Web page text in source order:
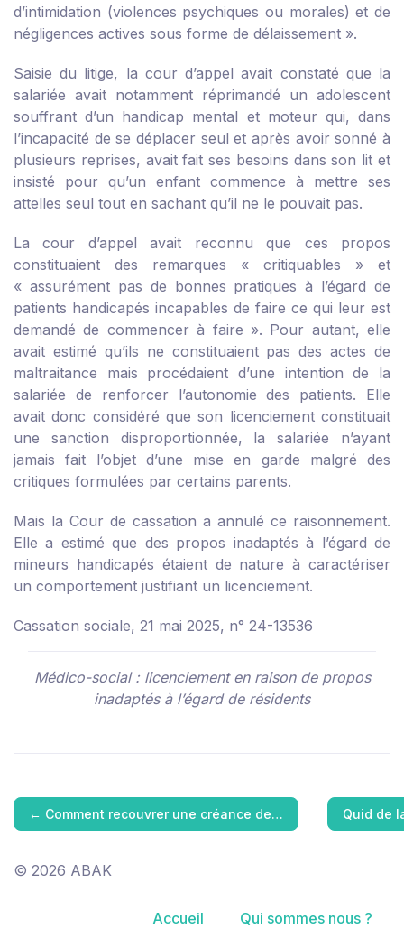
d’intimidation (violences psychiques ou morales) et de
négligences actives sous forme de délaissement ».
Saisie du litige, la cour d’appel avait constaté que la
salariée avait notamment réprimandé un adolescent
souffrant d’un handicap mental et moteur qui, dans
l’incapacité de se déplacer seul et après avoir sonné à
plusieurs reprises, avait fait ses besoins dans son lit et
insisté pour qu’un enfant commence à mettre ses
attelles seul tout en sachant qu’il ne le pouvait pas.
La cour d’appel avait reconnu que ces propos
constituaient des remarques « critiquables » et
« assurément pas de bonnes pratiques à l’égard de
patients handicapés incapables de faire ce qui leur est
demandé de commencer à faire ». Pour autant, elle
avait estimé qu’ils ne constituaient pas des actes de
maltraitance mais procédaient d’une intention de la
salariée de renforcer l’autonomie des patients. Elle
avait donc considéré que son licenciement constituait
une sanction disproportionnée, la salariée n’ayant
jamais fait l’objet d’une mise en garde malgré des
critiques formulées par certains parents.
Mais la Cour de cassation a annulé ce raisonnement.
Elle a estimé que des propos inadaptés à l’égard de
mineurs handicapés étaient de nature à caractériser
un comportement justifiant un licenciement.
Cassation sociale, 21 mai 2025, n° 24-13536
Médico-social : licenciement en raison de propos
inadaptés à l’égard de résidents
← Comment recouvrer une créance de… Quid de
© 2026 ABAK
Accueil Qui sommes nous ?